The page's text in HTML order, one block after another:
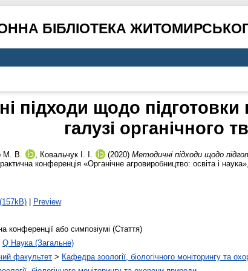
БІБЛІОТЕКА
підходи щодо підготовки
галузі органічного
М. В. , Ковальчук І. І. (2020) Методичні підходи щодо
конференція «Органічне агровиробництво: освіта і
| Preview
конференції або симпозіумі (Стаття)
Q Наука (Загальне)
факультет > Кафедра зоології, біологічного моніторингу та